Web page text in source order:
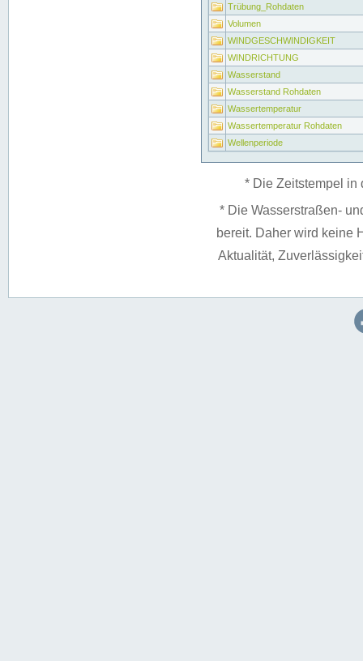
Trübung_Rohdaten
Volumen
WINDGESCHWINDIGKEIT
WINDRICHTUNG
Wasserstand
Wasserstand Rohdaten
Wassertemperatur
Wassertemperatur Rohdaten
Wellenperiode
* Die Zeitstempel in
* Die Wasserstraßen-
bereit. Daher wird keine
Aktualität,